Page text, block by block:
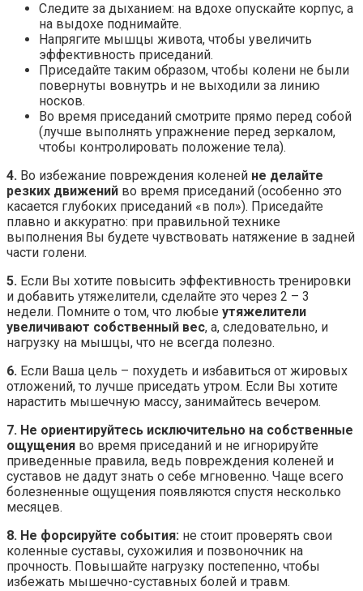
Следите за дыханием: на вдохе опускайте корпус, а
на выдохе поднимайте.
Напрягите мышцы живота, чтобы увеличить
эффективность приседаний.
Приседайте таким образом, чтобы колени не были
повернуты вовнутрь и не выходили за линию
носков.
Во время приседаний смотрите прямо перед собой
(лучше выполнять упражнение перед зеркалом,
чтобы контролировать положение тела).
4. Во избежание повреждения коленей не делайте
резких движений во время приседаний (особенно это
касается глубоких приседаний «в пол»). Приседайте
плавно и аккуратно: при правильной технике
выполнения Вы будете чувствовать натяжение в задней
части голени.
5. Если Вы хотите повысить эффективность тренировки
и добавить утяжелители, сделайте это через 2 – 3
недели. Помните о том, что любые утяжелители
увеличивают собственный вес, а, следовательно, и
нагрузку на мышцы, что не всегда полезно.
6. Если Ваша цель – похудеть и избавиться от жировых
отложений, то лучше приседать утром. Если Вы хотите
нарастить мышечную массу, занимайтесь вечером.
7. Не ориентируйтесь исключительно на собственные
ощущения во время приседаний и не игнорируйте
приведенные правила, ведь повреждения коленей и
суставов не дадут знать о себе мгновенно. Чаще всего
болезненные ощущения появляются спустя несколько
месяцев.
8. Не форсируйте события: не стоит проверять свои
коленные суставы, сухожилия и позвоночник на
прочность. Повышайте нагрузку постепенно, чтобы
избежать мышечно-суставных болей и травм.